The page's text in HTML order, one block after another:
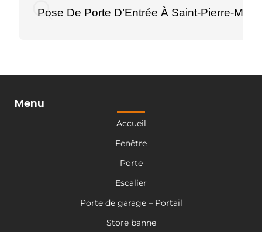
Pose De Porte D’Entrée À Saint-Pierre-
Menu
Accueil
Fenêtre
Porte
Escalier
Porte de garage – Portail
Store banne